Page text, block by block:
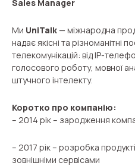
Recording telephone
Speech analytics
UniTalk Contact Center
Automation
AI Voice Agent
Voice robot
Sales Manager
Ми UniTalk— міжнародна
надає якісні та різноманітні
телекомунікацій: від ІР-
голосового роботу, мовної
штучного інтелекту.
Коротко про компанію:
– 2014 рік – зародження
– 2017 рік – розробка
зовнішніми сервісами